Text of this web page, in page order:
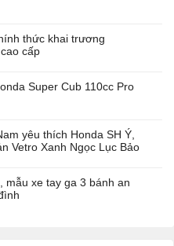
thức khai trương
cấp
Super Cub 110cc Pro
yêu thích Honda SH Ý,
Vetro Xanh Ngọc Lục Bảo
mẫu xe tay ga 3 bánh an